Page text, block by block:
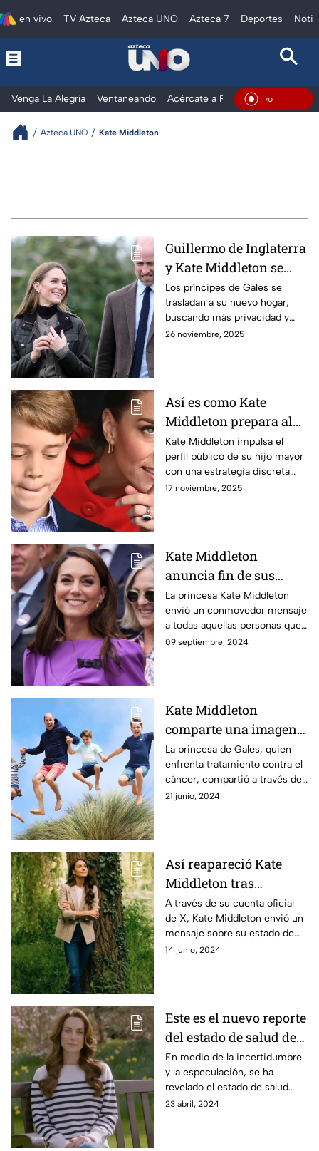
en vivo TV Azteca Azteca UNO Azteca 7 Deportes
Venga La Alegría Ventaneando Acércate a Rocío Al ExtremoEn
Azteca UNO Kate Middleton
Guillermo de Inglaterra
y Kate Middleton se
mudan de Windsor:
este es su nuevo hogar
Los príncipes de Gales se
trasladan a su nuevo hogar,
buscando más privacidad y
espacio para su familia
26 noviembre, 2025
Así es como Kate
Middleton prepara al
príncipe George para
sustituir a su padre
como el próximo rey
Kate Middleton impulsa el
perfil público de su hijo mayor
con una estrategia discreta
para asumir algún día el rol
17 noviembre, 2025
Kate Middleton
anuncia fin de sus
quimioterapias con
conmovedor mensaje
La princesa Kate Middleton
envió un conmovedor mensaje
a todas aquellas personas que
luchan en contra del cáncer
09 septiembre, 2024
Kate Middleton
comparte una imagen
familiar llena de
alegría y ternura para
celebrar el cumpleaños
número 42 del príncipe
La princesa de Gales, quien
enfrenta tratamiento contra el
cáncer, compartió a través de
redes sociales, una foto
21 junio, 2024
Así reapareció Kate
Middleton tras
anunciar que tiene
cáncer
A través de su cuenta oficial
de X, Kate Middleton envió un
mensaje sobre su estado de
salud y aseguró que mañana
14 junio, 2024
Este es el nuevo reporte
del estado de salud de
Kate Middleton
En medio de la incertidumbre
y la especulación, se ha
revelado el estado de salud
actual de la princesa de Gales,
23 abril, 2024